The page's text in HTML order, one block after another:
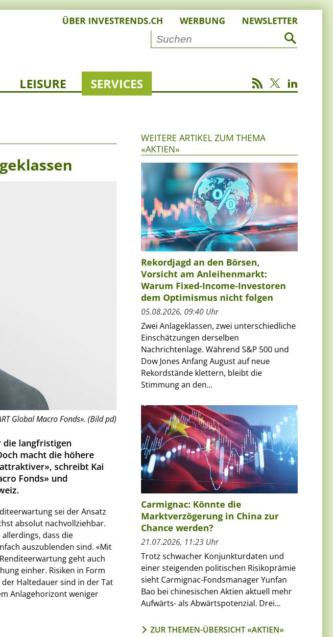
ÜBER INVESTRENDS.CH WERBUNG NEWSLETTER
LEISURE SERVICES
Global Macro Fonds». (Bild pd)
die langfristigen
macht die höhere
schreibt Kai
Fonds» und
sei der Ansatz
absolut nachvollziehbar.
dass die
auszublenden sind. «Mit
geht auch
einher. Risiken in Form
Haltedauer sind in der Tat
Anlagehorizont weniger
WEITERE ARTIKEL ZUM THEMA
«AKTIEN»
Rekordjagd an den Börsen,
Vorsicht am Anleihenmarkt:
Warum Fixed-Income-Investoren
dem Optimismus nicht folgen
05.08.2026, 09:40 Uhr
Zwei Anlageklassen, zwei unterschiedliche
Einschätzungen derselben
Nachrichtenlage. Während S&P 500 und
Dow Jones Anfang August auf neue
Rekordstände klettern, bleibt die
Stimmung an den...
Carmignac: Könnte die
Marktverzögerung in China zur
Chance werden?
21.07.2026, 11:23 Uhr
Trotz schwacher Konjunkturdaten und
einer steigenden politischen Risikoprämie
sieht Carmignac-Fondsmanager Yunfan
Bao bei chinesischen Aktien aktuell mehr
Aufwärts- als Abwärtspotenzial. Drei...
ZUR THEMEN-ÜBERSICHT «AKTIEN»